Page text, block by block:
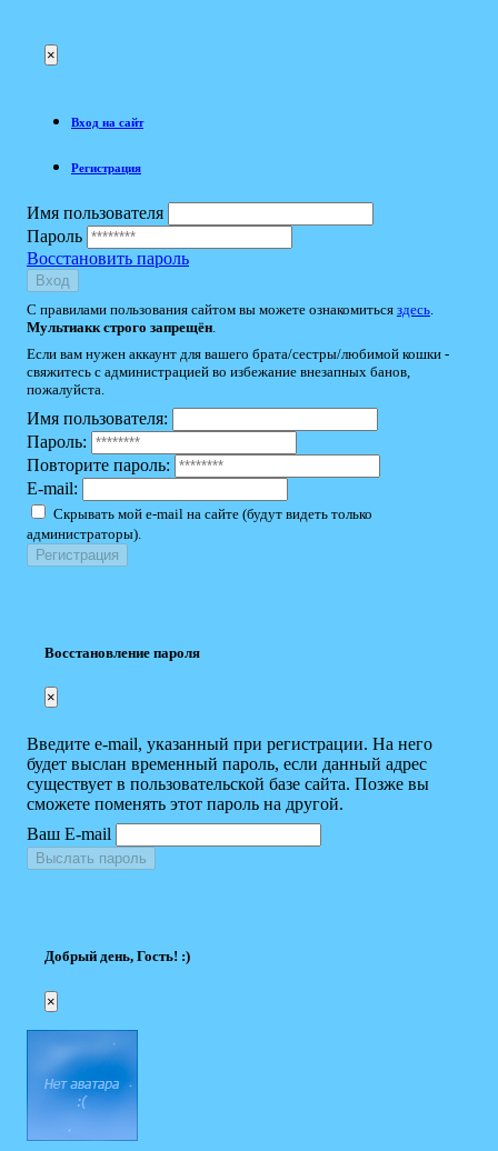
×
Вход на сайт
Регистрация
Имя пользователя
Пароль
Восстановить пароль
Вход
С правилами пользования сайтом вы можете ознакомиться здесь
Мультиакк строго запрещён
Если вам нужен аккаунт для вашего брата/сестры/любимой кошки -
свяжитесь с администрацией во избежание внезапных банов,
пожалуйста.
Имя пользователя:
Пароль:
Повторите пароль:
E-mail:
Скрывать мой e-mail на сайте (будут видеть только
администраторы).
Восстановление пароля
×
Введите e-mail, указанный при регистрации. На него
будет выслан временный пароль, если данный адрес
существует в пользовательской базе сайта. Позже вы
сможете поменять этот пароль на другой.
Ваш E-mail
Выслать пароль
Добрый день, Гость! :)
×